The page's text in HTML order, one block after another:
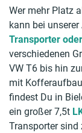
Wer mehr Platz
kann bei
Transporter
verschiedenen
VW T6 bis hin
mit
findest Du in
ein großer 7,5t
Transporter sind